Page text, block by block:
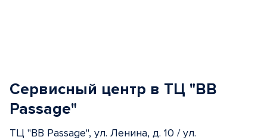
Сервисный центр в ТЦ "BB
Passage"
ТЦ "BB Passage", ул. Ленина, д. 10 / ул.